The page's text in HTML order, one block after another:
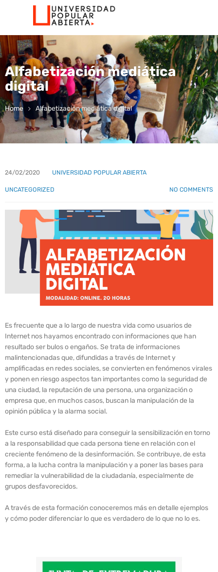
Alfabetización mediática
digital
Home Alfabetización mediática digital
24/02/2020 UNIVERSIDAD POPULAR ABIERTA
UNCATEGORIZED NO COMMENTS
Es frecuente que a lo largo de nuestra vida como usuarios de
Internet nos hayamos encontrado con informaciones que han
resultado ser bulos o engaños. Se trata de informaciones
malintencionadas que, difundidas a través de Internet y
amplificadas en redes sociales, se convierten en fenómenos virales
y ponen en riesgo aspectos tan importantes como la seguridad de
una ciudad, la reputación de una persona, una organización o
empresa que, en muchos casos, buscan la manipulación de la
opinión pública y la alarma social.
Este curso está diseñado para conseguir la sensibilización en torno
a la responsabilidad que cada persona tiene en relación con el
creciente fenómeno de la desinformación. Se contribuye, de esta
forma, a la lucha contra la manipulación y a poner las bases para
remediar la vulnerabilidad de la ciudadanía, especialmente de
grupos desfavorecidos.
A través de esta formación conoceremos más en detalle ejemplos
y cómo poder diferenciar lo que es verdadero de lo que no lo es.